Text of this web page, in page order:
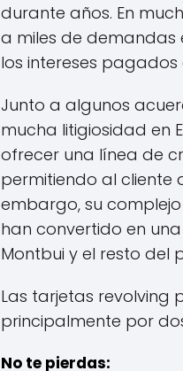
durante años. En
a miles de demandas
los intereses pagados
Junto a algunos
mucha litigiosidad en
ofrecer una línea de
permitiendo al cliente
embargo, su
han convertido en
Montbui y el resto del
Las tarjetas revolving
principalmente por
No te pierdas: